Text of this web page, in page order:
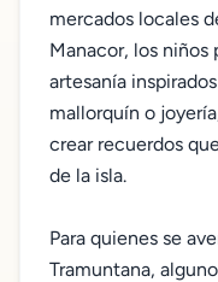
mercados locales
Manacor, los
artesanía
mallorquín o
crear recuerdos
de la isla.
Para quienes se
Tramuntana,